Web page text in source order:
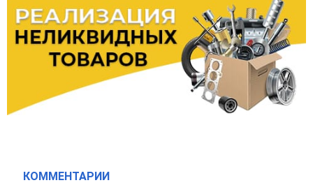
КОММЕНТАРИИ